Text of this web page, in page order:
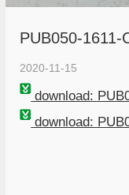
PUB050-1611-
2020-11-15
download:
download: